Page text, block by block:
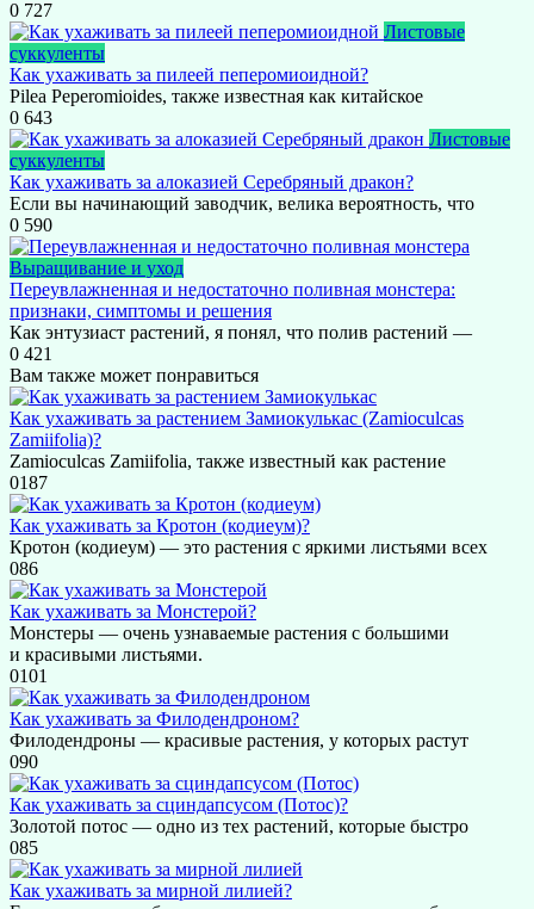
0 727
Листовые
суккуленты
Как ухаживать за пилеей пеперомиоидной?
Pilea Peperomioides, также известная как китайское
0 643
Листовые
суккуленты
Как ухаживать за алоказией Серебряный дракон?
Если вы начинающий заводчик, велика вероятность, что
0 590
Выращивание и уход
Переувлажненная и недостаточно поливная монстера:
признаки, симптомы и решения
Как энтузиаст растений, я понял, что полив растений —
0 421
Вам также может понравиться
Как ухаживать за растением Замиокулькас (Zamioculcas
Zamiifolia)?
Zamioculcas Zamiifolia, также известный как растение
0187
Как ухаживать за Кротон (кодиеум)?
Кротон (кодиеум) — это растения с яркими листьями всех
086
Как ухаживать за Монстерой?
Монстеры — очень узнаваемые растения с большими
и красивыми листьями.
0101
Как ухаживать за Филодендроном?
Филодендроны — красивые растения, у которых растут
090
Как ухаживать за cциндапсусом (Потос)?
Золотой потос — одно из тех растений, которые быстро
085
Как ухаживать за мирной лилией?